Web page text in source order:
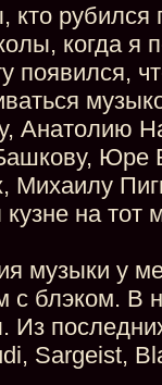
кто рубился
когда я
появился,
Анатолию
Юре
Михаилу
кузне на тот
музыки у
с блэком. В
Из
Sargeist,